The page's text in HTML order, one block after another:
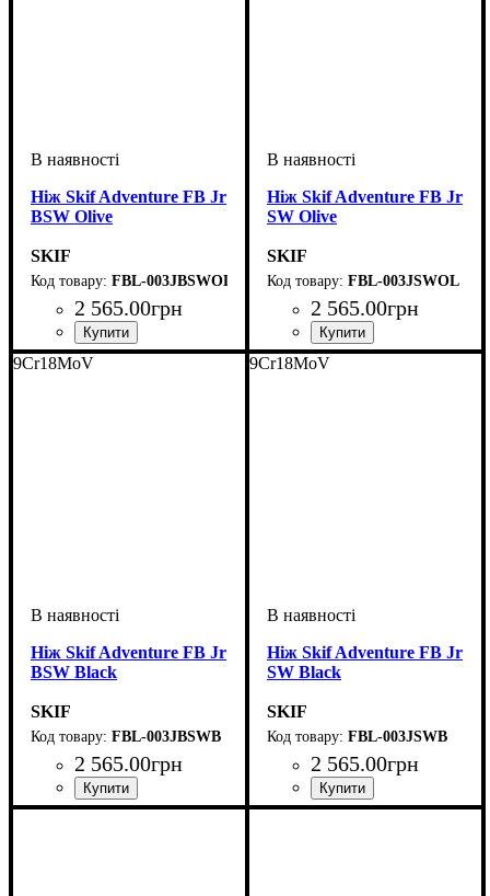
Ніж Skif Adventure FB Jr
BSW Olive
SKIF
FBL-003JBSWOL
2 565.00грн
Ніж Skif Adventure FB Jr
SW Olive
SKIF
FBL-003JSWOL
2 565.00грн
9Cr18MoV
Ніж Skif Adventure FB Jr
BSW Black
SKIF
FBL-003JBSWB
2 565.00грн
9Cr18MoV
Ніж Skif Adventure FB Jr
SW Black
SKIF
FBL-003JSWB
2 565.00грн